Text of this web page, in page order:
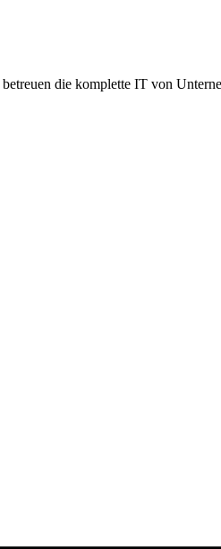
die komplette IT von